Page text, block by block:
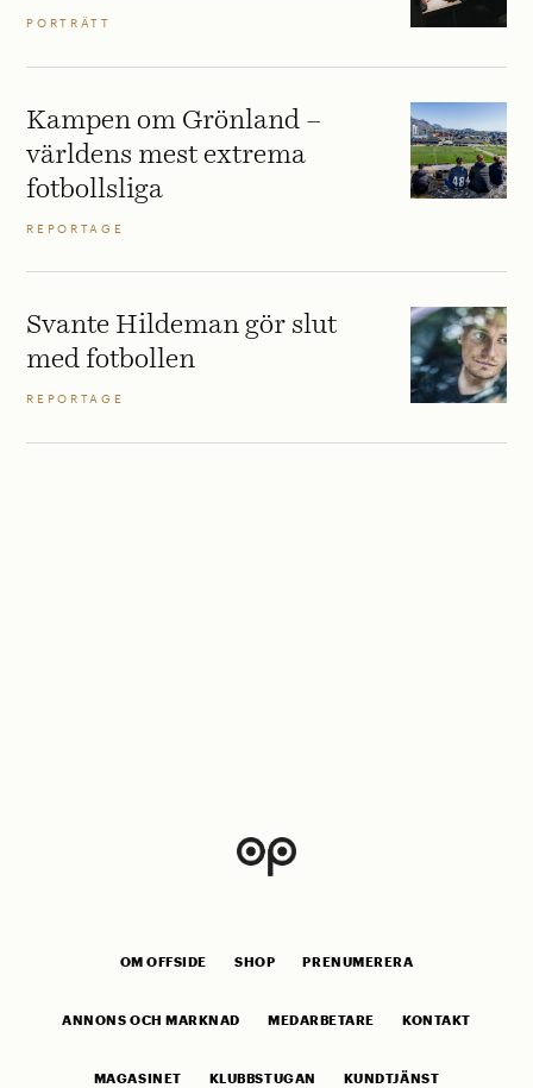
PORTRÄTT
Kampen om Grönland –
världens mest extrema
fotbollsliga
REPORTAGE
Svante Hildeman gör slut
med fotbollen
REPORTAGE
OM OFFSIDE SHOP PRENUMERERA
ANNONS OCH MARKNAD MEDARBETARE KONTAKT
MAGASINET KLUBBSTUGAN KUNDTJÄNST